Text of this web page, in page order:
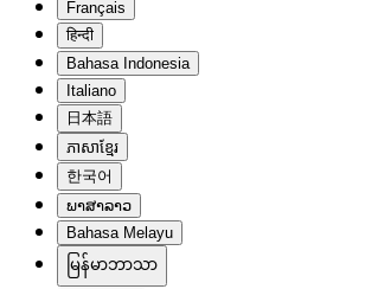
Français
हिन्दी
Bahasa Indonesia
Italiano
日本語
ភាសាខ្មែរ
한국어
ພາສາລາວ
Bahasa Melayu
မြန်မာဘာသာ